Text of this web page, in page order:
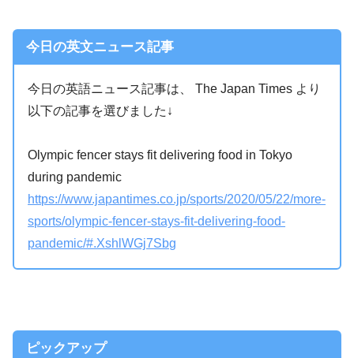
今日の英文ニュース記事
今日の英語ニュース記事は、 The Japan Times より
以下の記事を選びました↓
Olympic fencer stays fit delivering food in Tokyo
during pandemic
https://www.japantimes.co.jp/sports/2020/05/22/more-
sports/olympic-fencer-stays-fit-delivering-food-
pandemic/#.XshlWGj7Sbg
ピックアップ